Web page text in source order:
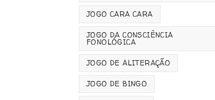
JOGO CARA CARA
JOGO DA CONSCIÊNCIA
FONOLÓGICA
JOGO DE ALITERAÇÃO
JOGO DE BINGO